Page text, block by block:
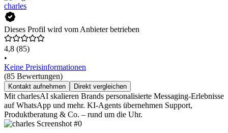
charles
Dieses Profil wird vom Anbieter betrieben
4,8 (85)
•
Keine Preisinformationen
(85 Bewertungen)
Kontakt aufnehmen Direkt vergleichen
Mit charlesAI skalieren Brands personalisierte Messaging-Erlebnisse
auf WhatsApp und mehr. KI-Agents übernehmen Support,
Produktberatung & Co. – rund um die Uhr.